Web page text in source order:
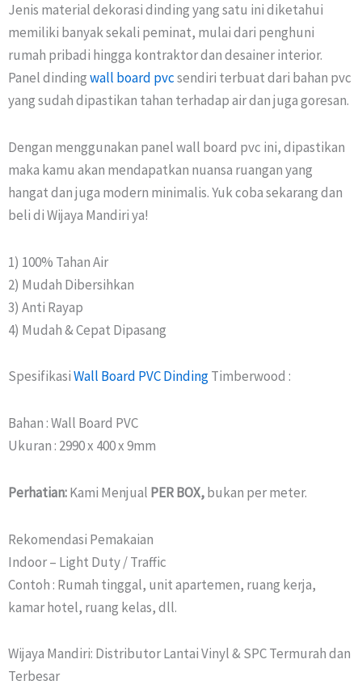
Jenis material dekorasi dinding yang satu ini diketahui
memiliki banyak sekali peminat, mulai dari penghuni
rumah pribadi hingga kontraktor dan desainer interior.
Panel dindingwall board pvcsendiri terbuat dari bahan pvc
yang sudah dipastikan tahan terhadap air dan juga goresan.
Dengan menggunakan panel wall board pvc ini, dipastikan
maka kamu akan mendapatkan nuansa ruangan yang
hangat dan juga modern minimalis. Yuk coba sekarang dan
beli di Wijaya Mandiri ya!
1) 100% Tahan Air
2) Mudah Dibersihkan
3) Anti Rayap
4) Mudah & Cepat Dipasang
SpesifikasiWall Board PVC DindingTimberwood :
Bahan : Wall Board PVC
Ukuran : 2990 x 400 x 9mm
Perhatian:Kami Menjual PER BOX,bukan per meter.
Rekomendasi Pemakaian
Indoor – Light Duty / Traffic
Contoh : Rumah tinggal, unit apartemen, ruang kerja,
kamar hotel, ruang kelas, dll.
Wijaya Mandiri: Distributor Lantai Vinyl & SPC Termurah dan
Terbesar